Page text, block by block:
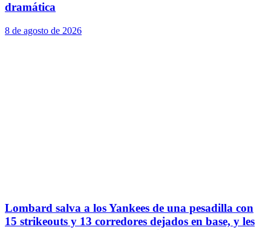
dramática
8 de agosto de 2026
Lombard salva a los Yankees de una pesadilla con
15 strikeouts y 13 corredores dejados en base, y les